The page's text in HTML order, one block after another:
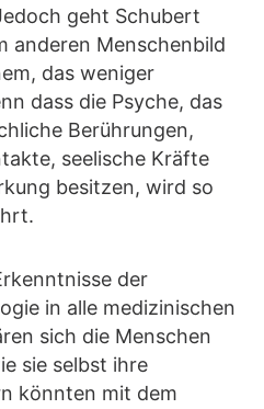
geht Schubert
anderen Menschenbild
das weniger
dass die Psyche, das
Berührungen,
seelische Kräfte
besitzen, wird so
der
in alle medizinischen
sich die Menschen
sie selbst ihre
könnten mit dem